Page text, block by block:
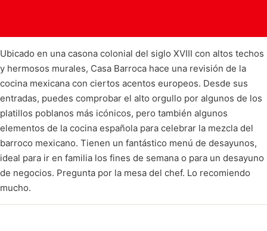
Ubicado en una casona colonial del siglo XVIII con altos techos
y hermosos murales, Casa Barroca hace una revisión de la
cocina mexicana con ciertos acentos europeos. Desde sus
entradas, puedes comprobar el alto orgullo por algunos de los
platillos poblanos más icónicos, pero también algunos
elementos de la cocina española para celebrar la mezcla del
barroco mexicano. Tienen un fantástico menú de desayunos,
ideal para ir en familia los fines de semana o para un desayuno
de negocios. Pregunta por la mesa del chef. Lo recomiendo
mucho.